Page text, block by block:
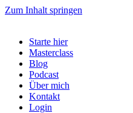
Zum Inhalt springen
Starte hier
Masterclass
Blog
Podcast
Über mich
Kontakt
Login